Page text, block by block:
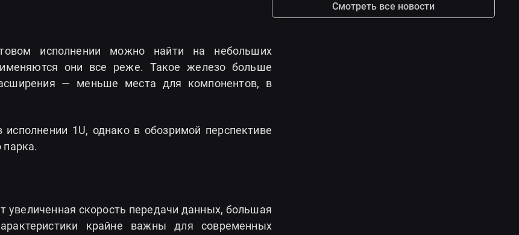
исполнении можно найти на небольших
они все реже. Такое железо больше
— меньше места для компонентов, в
1U, однако в обозримой перспективе
парка.
увеличенная скорость передачи данных, большая
крайне важны для современных
Смотреть все новости